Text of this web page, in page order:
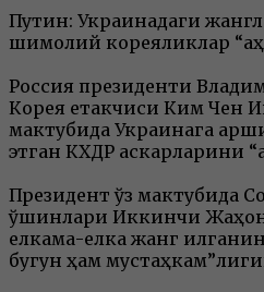
Путин: Украинадаги
шимолий кореяликлар
Россия президенти
Корея етакчиси Ким Чен
мактубида Украинага
этган КХДР аскарларини
Президент ўз мактубида
қўшинлари Иккинчи
елкама-елка жанг
бугун ҳам